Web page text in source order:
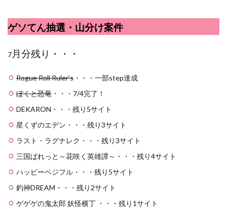
ゲソてん抽選・山分け案件
7 月分残り・・・
Rogue Roll Ruler’s ・・・一部step達成
ぼくと恐竜 ・・・7/4完了！
DEKARON・・・残り5サイト
星くずのエデン・・・残り3サイト
ラスト・ラグナレク・・・残り3サイト
三国ぱれっと～花咲く英雄譚～・・・残り4サイト
ハッピーベジフル・・・残り5サイト
釣神DREAM・・・残り2サイト
ゲゲゲの鬼太郎 妖怪横丁 ・・・残り1サイト